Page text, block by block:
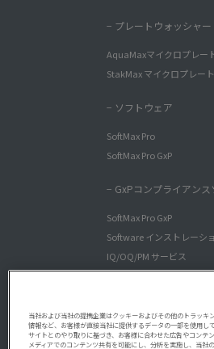
− プレートウォッシャ
AquaMaxマイクロプレー
StakMax マイクロプレー
− ソフトウェア
SoftMax Pro
SoftMax Pro GxP
− GxPコンプライアン
SoftMax Pro GxP
Software インストレーシ
IQ/OQ/PM サービス
SpectraTest バリデーショ
アプリケーション サ
当社および当社の提携企業はクッキーおよびその他のトラッキ
情報など、お客様が直接当社に提供するデータの一部を使用し
サイトとのやり取りに基づき、お客様に合わせた広告やコンテ
メディアでのコンテンツ共有を可能にし、分析を実施し、当社